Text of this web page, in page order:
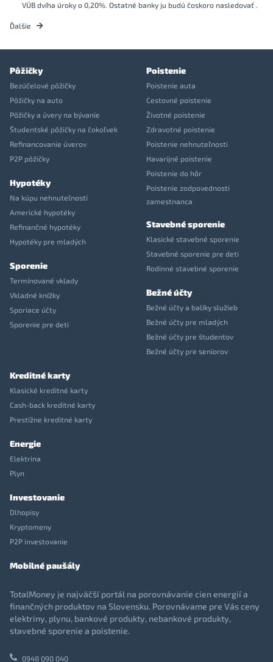
VÚB dvíha úroky o 0,20%. Ostatné banky ju budú čoskoro nasledovať .
Ďalšie
Pôžičky
Bezúčelové pôžičky
Pôžičky na auto
Pôžičky a úvery na bývanie
Študentské pôžičky na čokoľvek
Refinancovanie úverov
P2P pôžičky
Hypotéky
Na kúpu nehnuteľnosti
Americké hypotéky
Refinančné hypotéky
Hypotéky pre mladých
Sporenie
Termínované vklady
Vkladné knížky
Sporiace účty
Sporenie pre deti
Poistenie
Poistenie auta
Cestovné poistenie
Životné poistenie
Zdravotné poistenie
Poistenie nehnuteľnosti
Havarijné poistenie
Poistenie do hôr
Poistenie zodpovednosti
zamestnanca
Stavebné sporenie
Klasické stavebné sporenie
Stavebné sporenie pre deti
Rodinné stavebné sporenie
Bežné účty
Bežné účty a balíky služieb
Bežné účty pre mladých
Bežné účty pre študentov
Bežné účty pre seniorov
Kreditné karty
Klasické kreditné karty
Cash-back kreditné karty
Prestížne kreditné karty
Energie
Elektrina
Plyn
Investovanie
Dlhopisy
Kryptomeny
P2P investovanie
Mobilné paušály
TotalMoney je najväčší portál na porovnávanie cien energií a
finančných produktov na Slovensku. Porovnávame pre Vás ceny
elektriny, plynu, bankové produkty, nebankové produkty,
stavebné sporenie a poistenie.
0948 090 040